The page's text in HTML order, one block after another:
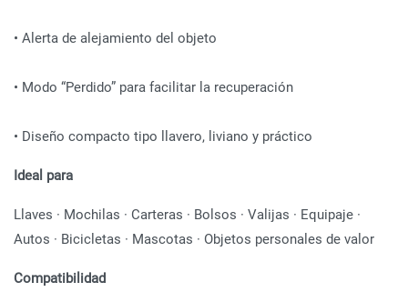
• Alerta de alejamiento del objeto
• Modo “Perdido” para facilitar la recuperación
• Diseño compacto tipo llavero, liviano y práctico
Ideal para
Llaves · Mochilas · Carteras · Bolsos · Valijas · Equipaje ·
Autos · Bicicletas · Mascotas · Objetos personales de valor
Compatibilidad